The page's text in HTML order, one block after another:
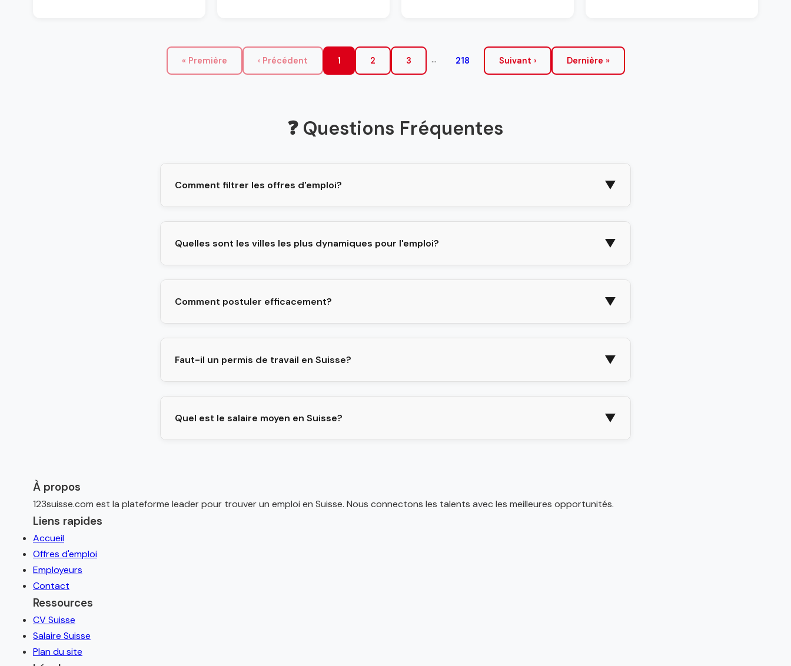
« Première ‹ Précédent 1 2 3 ... 218 Suivant › Dernière »
❓ Questions Fréquentes
Comment filtrer les offres d'emploi? ▼
Quelles sont les villes les plus dynamiques pour l'emploi? ▼
Comment postuler efficacement? ▼
Faut-il un permis de travail en Suisse? ▼
Quel est le salaire moyen en Suisse? ▼
À propos
123suisse.com est la plateforme leader pour trouver un emploi en Suisse. Nous connectons les talents avec les meilleures opportunités.
Liens rapides
Accueil
Offres d'emploi
Employeurs
Contact
Ressources
CV Suisse
Salaire Suisse
Plan du site